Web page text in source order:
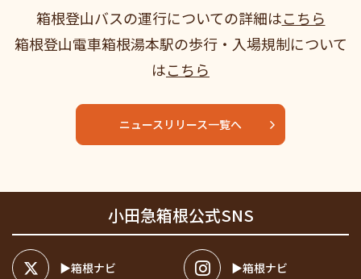
箱根登山バスの運行についての詳細はこちら
箱根登山電車箱根湯本駅の歩行・入場規制について
はこちら
ニュースリリース一覧へ
小田急箱根公式SNS
箱根ナビ 箱根ナビ